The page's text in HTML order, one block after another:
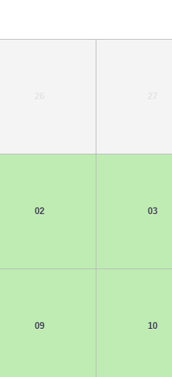
26 27
02 03
09 10